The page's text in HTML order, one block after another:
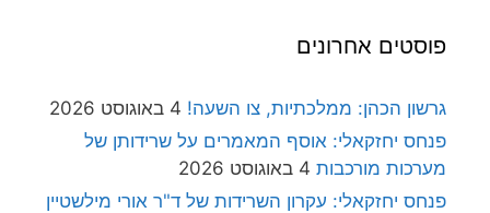
פוסטים אחרונים
גרשון הכהן: ממלכתיות, צו השעה! 4 באוגוסט 2026
פנחס יחזקאלי: אוסף המאמרים על שרידותן של
מערכות מורכבות 4 באוגוסט 2026
פנחס יחזקאלי: עקרון השרידות של ד"ר אורי מילשטיין